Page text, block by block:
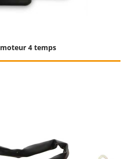
moteur 4 temps